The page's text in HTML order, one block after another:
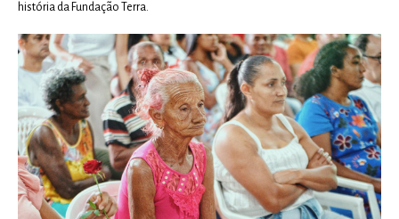
história da Fundação Terra.